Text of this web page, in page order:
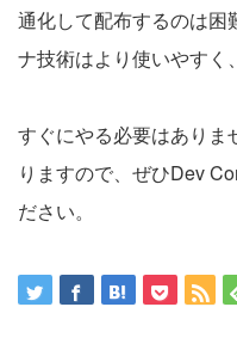
通化して配布するのは困
ナ技術はより使いやすく
すぐにやる必要はありま
りますので、ぜひDev
ださい。